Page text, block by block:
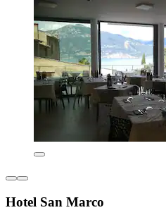
Hotel San Marco